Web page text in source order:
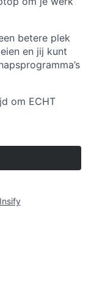
betere plek
en jij kunt
om ECHT
Insify